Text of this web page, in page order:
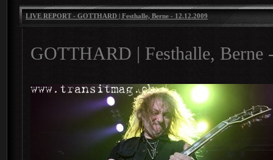
LIVE REPORT - GOTTHARD | Festhalle, Berne - 12.12.2009
GOTTHARD | Festhalle, Berne